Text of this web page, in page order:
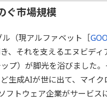
ぐ市場規模
（現アルファベット［
、それを支えるエヌビディ
プ）が脚光を浴びました
生成AIが世に出て、マイク
フトウェア企業がサービス